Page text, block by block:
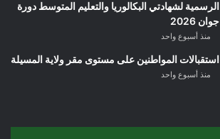
الرسمية لشهادتي البكالوريا والتعليم المتوسط دورة
جوان 2026
منذ أسبوع واحد
استقبالات المواطنين على مستوى مقر ولاية المسيلة
منذ أسبوع واحد